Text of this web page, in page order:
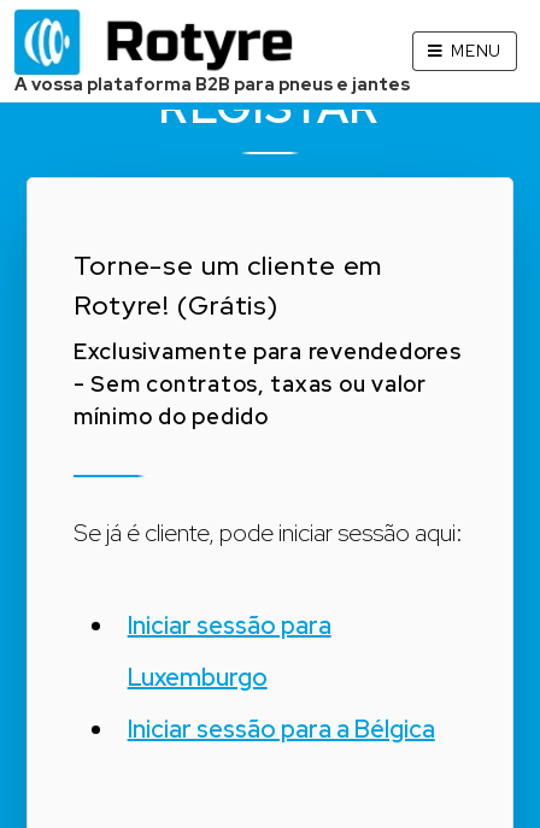
A vossa plataforma B2B para pneus e jantes
MENU
REGISTAR
Torne-se um cliente em
Rotyre! (Grátis)
Exclusivamente para revendedores
- Sem contratos, taxas ou valor
mínimo do pedido
Se já é cliente, pode iniciar sessão aqui:
Iniciar sessão para
Luxemburgo
Iniciar sessão para a Bélgica